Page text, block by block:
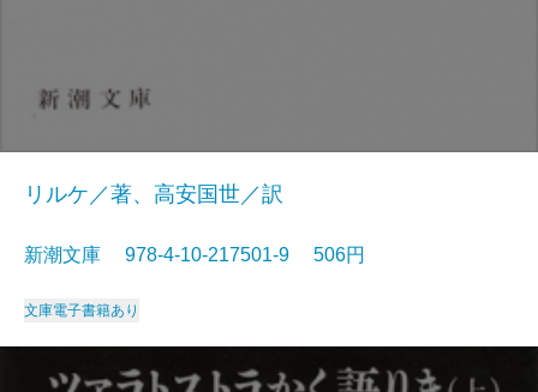
リルケ／著、高安国世／訳
新潮文庫 978-4-10-217501-9 506円
文庫電子書籍あり